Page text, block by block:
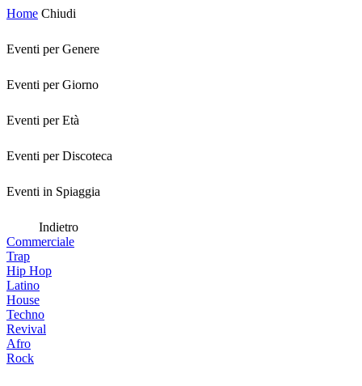
Home Chiudi
Eventi per Genere
Eventi per Giorno
Eventi per Età
Eventi per Discoteca
Eventi in Spiaggia
Indietro
Commerciale
Trap
Hip Hop
Latino
House
Techno
Revival
Afro
Rock